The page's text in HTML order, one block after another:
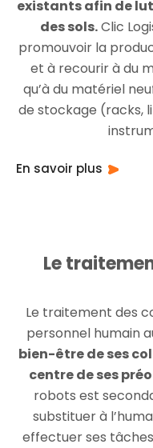
existants afin de
des sols.Clic
promouvoir la
et à recourir à du
qu’à du matériel
de stockage (racks,
En savoir plus
Le
Le traitement des
personnel humain
bien-être de ses
centre de ses
robots est
substituer à
effectuer ses